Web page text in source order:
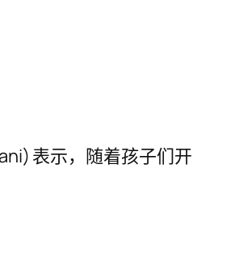
表示，随着孩子们开